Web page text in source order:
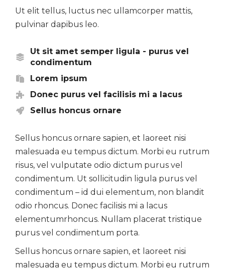
Ut elit tellus, luctus nec ullamcorper mattis,
pulvinar dapibus leo.
Ut sit amet semper ligula - purus vel
condimentum
Lorem ipsum
Donec purus vel facilisis mi a lacus
Sellus honcus ornare
Sellus honcus ornare sapien, et laoreet nisi
malesuada eu tempus dictum. Morbi eu rutrum
risus, vel vulputate odio dictum purus vel
condimentum. Ut sollicitudin ligula purus vel
condimentum – id dui elementum, non blandit
odio rhoncus. Donec facilisis mi a lacus
elementumrhoncus. Nullam placerat tristique
purus vel condimentum porta.
Sellus honcus ornare sapien, et laoreet nisi
malesuada eu tempus dictum. Morbi eu rutrum